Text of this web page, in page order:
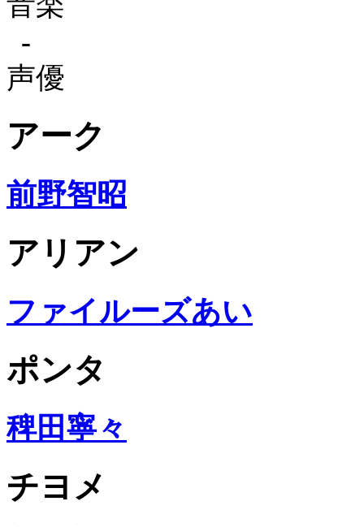
-
声優
アーク
前野智昭
アリアン
ファイルーズあい
ポンタ
稗田寧々
チヨメ